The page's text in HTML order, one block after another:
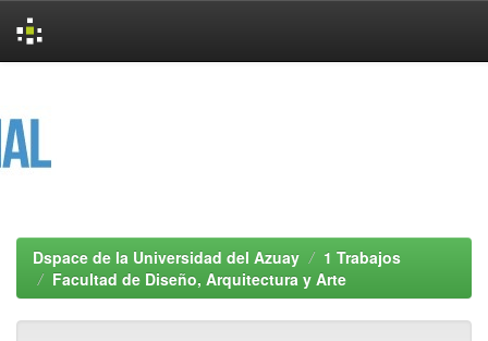
Dspace de la Universidad del Azuay
1 Trabajos
Facultad de Diseño, Arquitectura y Arte